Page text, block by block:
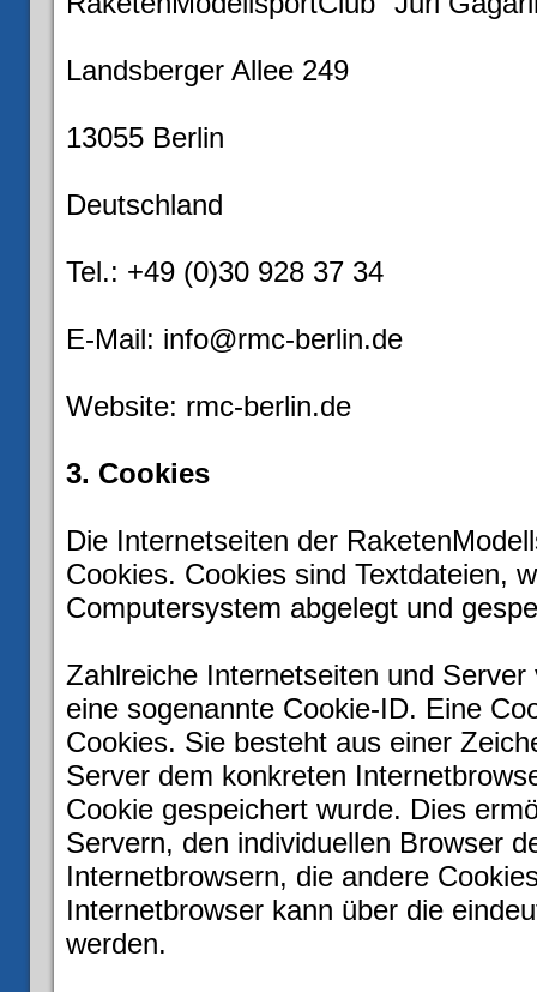
Landsberger Allee 249
13055 Berlin
Deutschland
Tel.: +49 (0)30 928 37 34
E-Mail: info@rmc-berlin.de
Website: rmc-berlin.de
3. Cookies
Die Internetseiten der
Cookies. Cookies sind Textdateien,
Computersystem abgelegt und
Zahlreiche Internetseiten und
eine sogenannte Cookie-ID. Eine
Cookies. Sie besteht aus einer
Server dem konkreten
Cookie gespeichert wurde. Dies
Servern, den individuellen Browser
Internetbrowsern, die andere
Internetbrowser kann über die
werden.